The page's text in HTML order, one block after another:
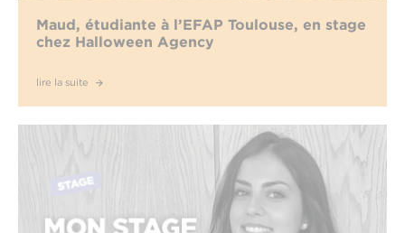
Maud, étudiante à l’EFAP Toulouse, en stage
chez Halloween Agency
lire la suite